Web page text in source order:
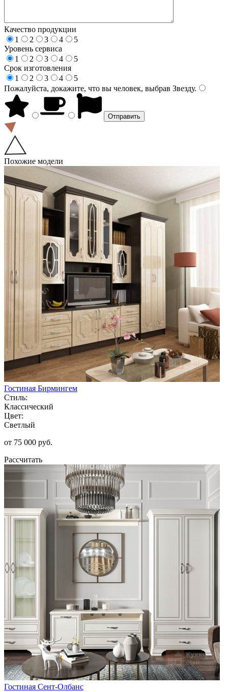
Качество продукции
1
2 3 4
5
Уровень сервиса
1
2 3 4
5
Срок изготовления
1
2 3 4
5
Пожалуйста, докажите, что вы человек, выбрав Звезду.
Похожие модели
Гостиная Бирмингем
Стиль:
Классический
Цвет:
Светлый
от 75 000 руб.
Рассчитать
Гостиная Сент-Олбанс